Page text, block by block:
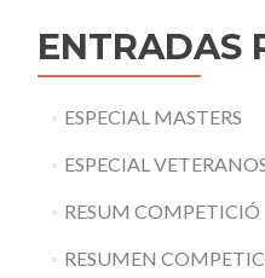
ENTRADAS
ESPECIAL MASTERS
ESPECIAL
RESUM COMPETICIÓ
RESUMEN